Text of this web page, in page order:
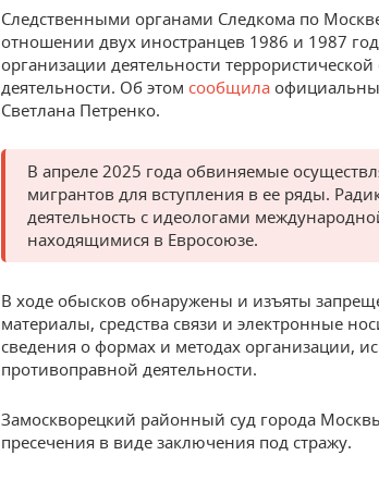
Следственными органами Следкома по
отношении двух иностранцев 1986 и 1987
организации деятельности
деятельности. Об этом сообщила
Светлана Петренко.
В апреле 2025 года обвиняемые
мигрантов для вступления в ее ряды.
деятельность с идеологами
находящимися в Евросоюзе.
В ходе обысков обнаружены и изъяты
материалы, средства связи и электронные
сведения о формах и методах организации,
противоправной деятельности.
Замоскворецкий районный суд города
пресечения в виде заключения под стражу.